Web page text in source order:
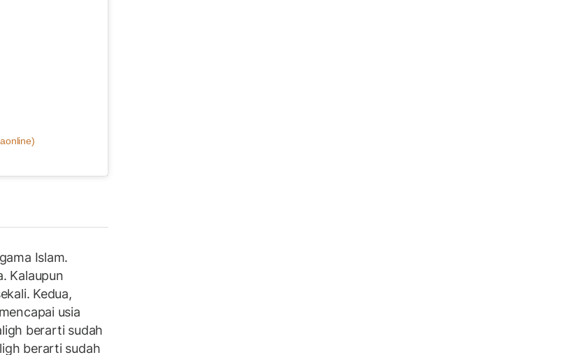
Islam.
Kalaupun
Kedua,
usia
berarti sudah
berarti sudah